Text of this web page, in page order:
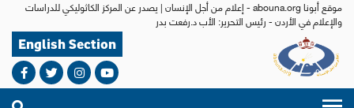
موقع أبونا abouna.org - إعلام من أجل الإنسان | يصدر عن المركز الكاثوليكي للدراسات
والإعلام في الأردن - رئيس التحرير: الأب د.رفعت بدر
English Section